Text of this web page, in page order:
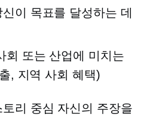
이 목표를 달성하는 데
회 또는 산업에 미치는
, 지역 사회 혜택)
토리 중심 자신의 주장을